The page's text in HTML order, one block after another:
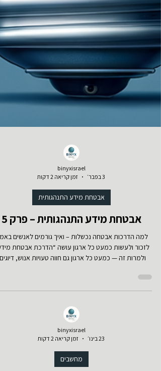
binyxisrael
3 בפבר׳
זמן קריאה 2 דקות
אבטחת מידע התנהגותית
אבטחת מידע התנהגותית – פרק 5
למה הדרכות אבטחה נכשלות – ואיך גורמים לאנשים
לזכור ולעשות כמעט כל ארגון עושה “הדרכת אבטחת
היא לא שהעובדים לא רוצים. הבעיה היא שהרבה
נראות כמו שיעור תאוריה… בעולם שבו ההתנהגות
בשטח. 1) כי ההדרכה מדברת על “מה נכון”, לא על “מה
באמת” הדרכה טיפוסית אומרת: אל תלחצו על קישורים
תשתפו סיסמאות תוודאו שולח אל תפתחו קבצים חשודים
עובד אמיתי חוש
binyxisrael
זמן קריאה 2 דקות